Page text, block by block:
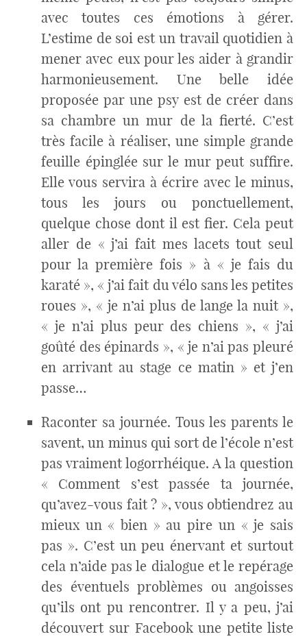
avec toutes ces émotions à gérer.
L’estime de soi est un travail quotidien à
mener avec eux pour les aider à grandir
harmonieusement. Une belle idée
proposée par une psy est de créer dans
sa chambre un mur de la fierté. C’est
très facile à réaliser, une simple grande
feuille épinglée sur le mur peut suffire.
Elle vous servira à écrire avec le minus,
tous les jours ou ponctuellement,
quelque chose dont il est fier. Cela peut
aller de « j’ai fait mes lacets tout seul
pour la première fois » à « je fais du
karaté », « j’ai fait du vélo sans les petites
roues », « je n’ai plus de lange la nuit »,
« je n’ai plus peur des chiens », « j’ai
goûté des épinards », « je n’ai pas pleuré
en arrivant au stage ce matin » et j’en
passe…
Raconter sa journée. Tous les parents le
savent, un minus qui sort de l’école n’est
pas vraiment logorrhéique. A la question
« Comment s’est passée ta journée,
qu’avez-vous fait ? », vous obtiendrez au
mieux un « bien » au pire un « je sais
pas ». C’est un peu énervant et surtout
cela n’aide pas le dialogue et le repérage
des éventuels problèmes ou angoisses
qu’ils ont pu rencontrer. Il y a peu, j’ai
découvert sur Facebook une petite liste